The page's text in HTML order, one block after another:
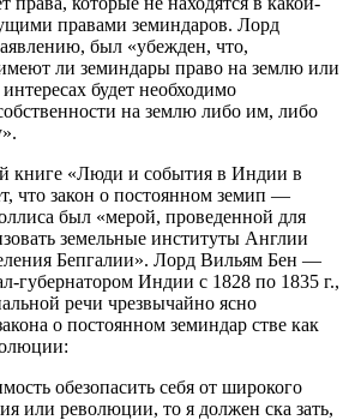
правами земиндаров. Лорд
был «убежден, что,
ли земиндары право на землю или
будет необходимо
на землю либо им, либо
книге «Люди и события в Индии в
что закон о постоянном земип —
был «мерой, проведенной для
земельные институты Англии
Бепгалии». Лорд Вильям Бен —
губернатором Индии с 1828 по 1835 г.,
речи чрезвычайно ясно
о постоянном земиндар стве как
обезопасить себя от широкого
или революции, то я должен ска зать,